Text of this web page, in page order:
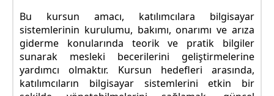
Bu kursun amacı, katılımcılara bilgisayar
sistemlerinin kurulumu, bakımı, onarımı ve arıza
giderme konularında teorik ve pratik bilgiler
sunarak mesleki becerilerini geliştirmelerine
yardımcı olmaktır. Kursun hedefleri arasında,
katılımcıların bilgisayar sistemlerini etkin bir